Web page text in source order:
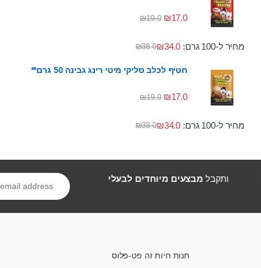
₪17.0
₪19.0
מחיר ל-100 גרם: ₪38.0₪34.0
חטיף לכלב סליקי מיטי רינג גבינה 50 גרם**
₪17.0
₪19.0
מחיר ל-100 גרם: ₪38.0₪34.0
ותקבל מבצעים מיוחדים לבעלי
חנות חיות זה פט-פלוס